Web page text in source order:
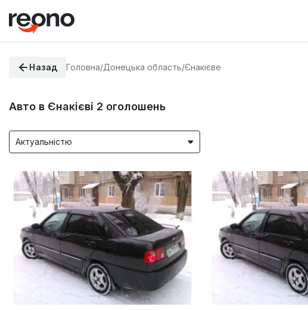
Назад Головна/Донецька область/Єнакієве
Авто в Єнакієві 2 оголошень
Актуальністю